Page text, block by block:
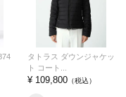
タトラス ダウンジャケッ
ト コート...
¥ 109,800（税込）